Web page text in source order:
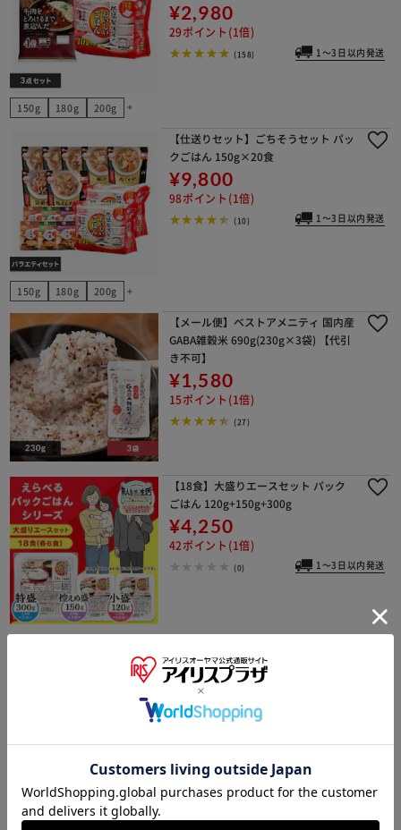
150g 180g 200g add
¥2,980
29ポイント(1倍)
(158) 1～3日以内発送
150g 180g 200g add
【仕送りセット】ごちそうセット パッ
クごはん 150g×20食
¥9,800
98ポイント(1倍)
(10) 1～3日以内発送
【メール便】ベストアメニティ 国内産
GABA雑穀米 690g(230g×3袋) 【代引
き不可】
¥1,580
15ポイント(1倍)
(27)
【18食】大盛りエースセット パック
ごはん 120g+150g+300g
¥4,250
42ポイント(1倍)
(0) 1～3日以内発送
ク）
¥380
3ポイント(1倍)